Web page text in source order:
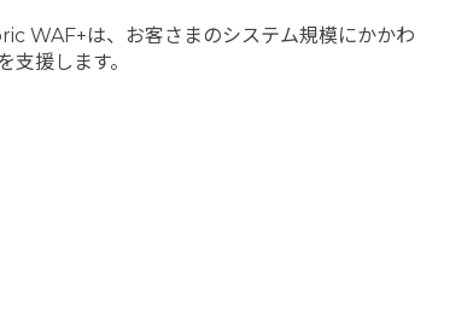
WAF+は、お客さまのシステム規模にかかわ
援します。